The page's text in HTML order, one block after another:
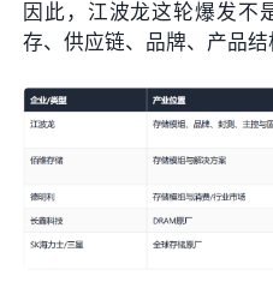
因此，江波龙这轮爆发不
存、供应链、品牌、产品结